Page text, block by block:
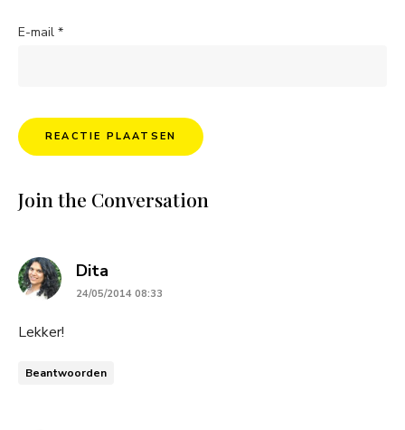
E-mail *
Join the Conversation
Dita
24/05/2014 08:33
Lekker!
Beantwoorden